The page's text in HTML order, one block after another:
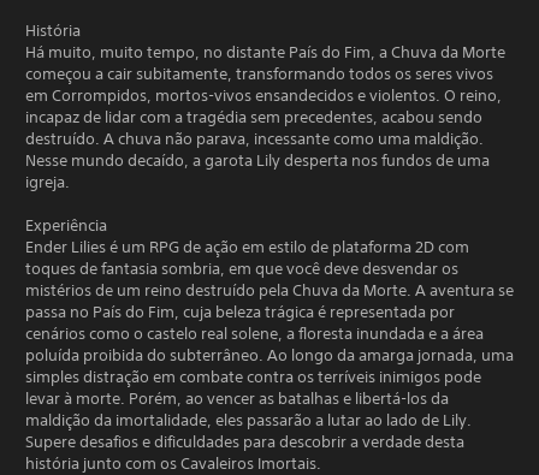
História
Há muito, muito tempo, no distante País do Fim, a Chuva da Morte
começou a cair subitamente, transformando todos os seres vivos
em Corrompidos, mortos-vivos ensandecidos e violentos. O reino,
incapaz de lidar com a tragédia sem precedentes, acabou sendo
destruído. A chuva não parava, incessante como uma maldição.
Nesse mundo decaído, a garota Lily desperta nos fundos de uma
igreja.
Experiência
Ender Lilies é um RPG de ação em estilo de plataforma 2D com
toques de fantasia sombria, em que você deve desvendar os
mistérios de um reino destruído pela Chuva da Morte. A aventura se
passa no País do Fim, cuja beleza trágica é representada por
cenários como o castelo real solene, a floresta inundada e a área
poluída proibida do subterrâneo. Ao longo da amarga jornada, uma
simples distração em combate contra os terríveis inimigos pode
levar à morte. Porém, ao vencer as batalhas e libertá-los da
maldição da imortalidade, eles passarão a lutar ao lado de Lily.
Supere desafios e dificuldades para descobrir a verdade desta
história junto com os Cavaleiros Imortais.